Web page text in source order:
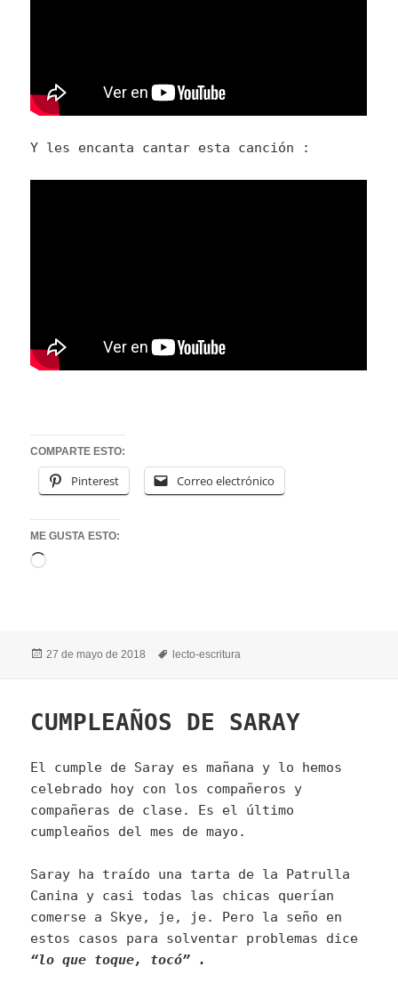
Y les encanta cantar esta canción :
COMPARTE ESTO:
Pinterest Correo electrónico
ME GUSTA ESTO:
Cargando...
Publicado
27 de mayo de 2018 Etiquetas
lecto-escritura
CUMPLEAÑOS DE SARAY
El cumple de Saray es mañana y lo hemos
celebrado hoy con los compañeros y
compañeras de clase. Es el último
cumpleaños del mes de mayo.
Saray ha traído una tarta de la Patrulla
Canina y casi todas las chicas querían
comerse a Skye, je, je. Pero la seño en
estos casos para solventar problemas dice
“lo que toque, tocó” .